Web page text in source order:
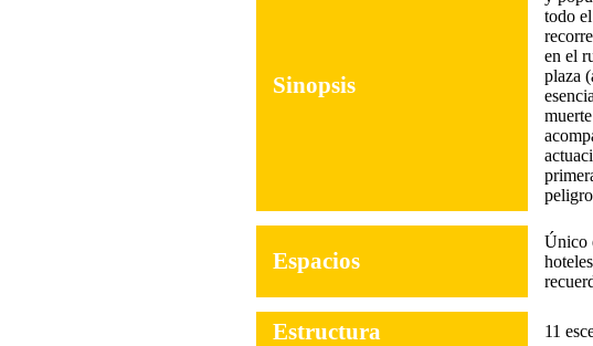
Sinopsis
todo
en el
plaza
Espacios
Único
Estructura 11